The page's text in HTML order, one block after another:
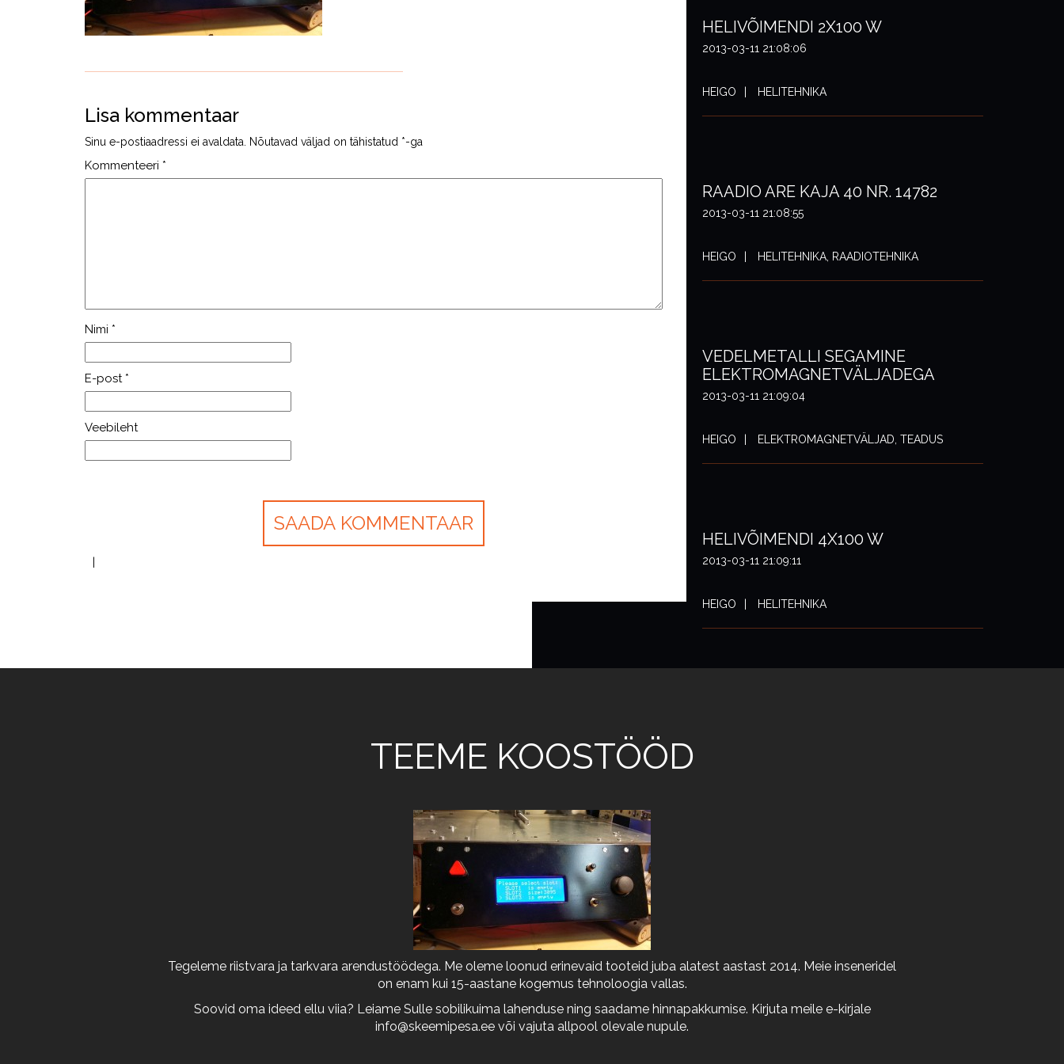
Lisa kommentaar
Sinu e-postiaadressi ei avaldata. Nõutavad väljad on tähistatud *-ga
Kommenteeri *
Nimi *
E-post *
Veebileht
HELIVÕIMENDI 2X100 W
2013-03-11 21:08:06
HEIGO HELITEHNIKA
RAADIO ARE KAJA 40 NR. 14782
2013-03-11 21:08:55
HEIGO HELITEHNIKA, RAADIOTEHNIKA
VEDELMETALLI SEGAMINE
ELEKTROMAGNETVÄLJADEGA
2013-03-11 21:09:04
HEIGO ELEKTROMAGNETVÄLJAD, TEADUS
HELIVÕIMENDI 4X100 W
2013-03-11 21:09:11
HEIGO HELITEHNIKA
TEEME KOOSTÖÖD
Tegeleme riistvara ja tarkvara arendustöödega. Me oleme loonud erinevaid tooteid juba alatest aastast 2014. Meie inseneridel
on enam kui 15-aastane kogemus tehnoloogia vallas.
Soovid oma ideed ellu viia? Leiame Sulle sobilikuima lahenduse ning saadame hinnapakkumise. Kirjuta meile e-kirjale
info@skeemipesa.ee või vajuta allpool olevale nupule.